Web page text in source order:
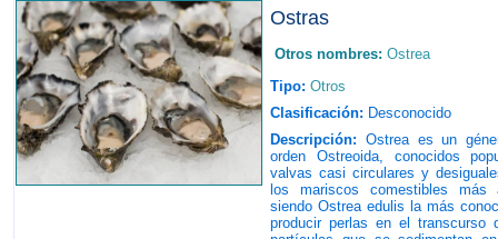
Ostras
Otros nombres: Ostrea
Tipo: Otros
Clasificación: Desconocido
Descripción: Ostrea es un
orden Ostreoida, conocidos
valvas casi circulares y
los mariscos comestibles más
siendo Ostrea edulis la más
producir perlas en el